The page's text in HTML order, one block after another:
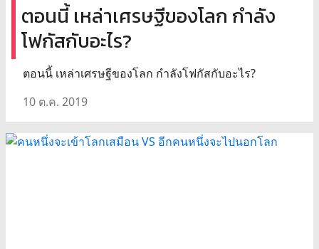
ตอนนี้ เหล่าเศรษฐีของโลก กำลัง
โฟกัสกับอะไร?
ตอนนี้ เหล่าเศรษฐีของโลก กำลังโฟกัสกับอะไร?
10 ต.ค. 2019